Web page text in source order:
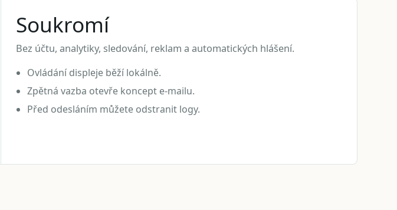
Soukromí
Bez účtu, analytiky, sledování, reklam a automatických hlášení.
Ovládání displeje běží lokálně.
Zpětná vazba otevře koncept e-mailu.
Před odesláním můžete odstranit logy.